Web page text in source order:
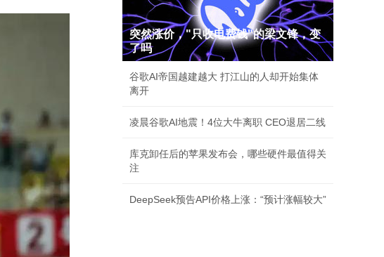
突然涨价，"只收电费钱"的梁文锋，变
了吗
谷歌AI帝国越建越大 打江山的人却开始集体
离开
凌晨谷歌AI地震！4位大牛离职 CEO退居二线
库克卸任后的苹果发布会，哪些硬件最值得关
注
DeepSeek预告API价格上涨：“预计涨幅较大”